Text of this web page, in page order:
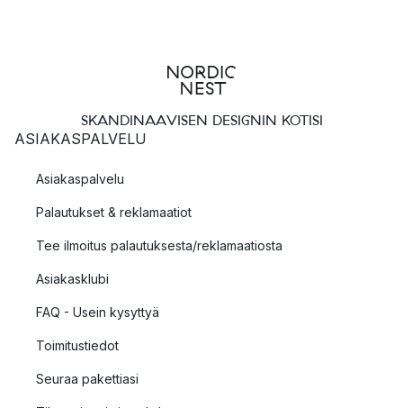
SKANDINAAVISEN DESIGNIN KOTISI
ASIAKASPALVELU
Asiakaspalvelu
Palautukset & reklamaatiot
Tee ilmoitus palautuksesta/reklamaatiosta
Asiakasklubi
FAQ - Usein kysyttyä
Toimitustiedot
Seuraa pakettiasi